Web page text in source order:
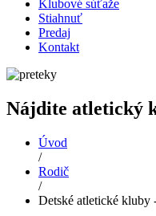
Klubové súťaže
Stiahnuť
Predaj
Kontakt
Nájdite atletický
Úvod
/
Rodič
/
Detské atletické kluby